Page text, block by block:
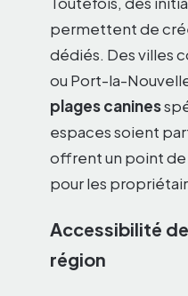
permettent de
dédiés. Des villes
ou Port-la-
plages canines
espaces soient
offrent un point de
pour les
Accessibilité
région